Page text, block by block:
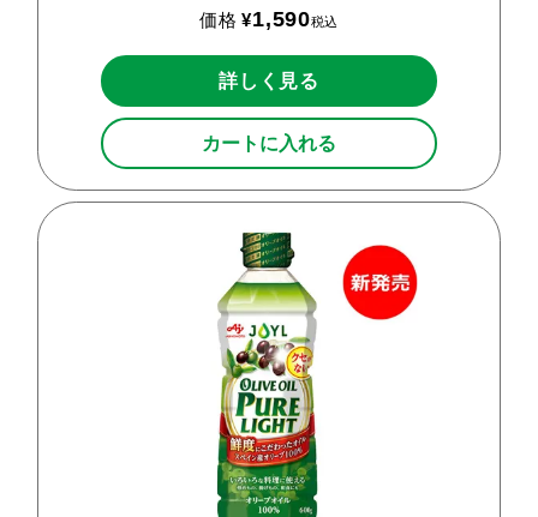
価格 ¥1,590税込
詳しく見る
カートに入れる